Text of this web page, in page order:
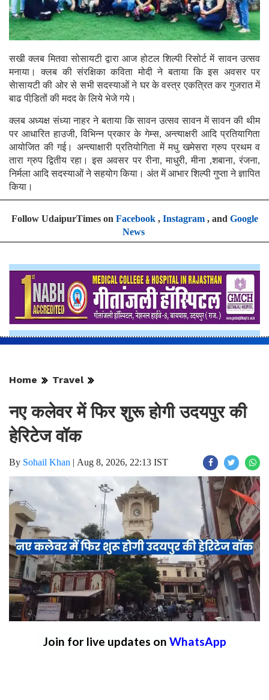
सखी क्लब मितवा सोसायटी द्वारा आज होटल शिल्पी रिसोर्ट में सावन उत्सव
मनाया। क्लब की संरक्षिका कविता मोदी ने बताया कि इस अवसर पर
सेासायटी की ओर से सभी सदस्याओं ने घर के वस्त्र एकत्रित कर गुजरात में
बाढ पीडि़तों की मदद के लिये भेजे गये।
क्लब अध्यक्ष संध्या नाहर ने बताया कि सावन उत्सव सावन में सावन की थीम
पर आधारित हाउजी, विभिन्न प्रकार के गेम्स, अन्त्याक्षरी आदि प्रतियागिता
आयोजित की गई। अन्त्याक्षारी प्रतियोगिता में मधु खमेसरा ग्रुप प्रथम व
तारा ग्रुप द्वितीय रहा। इस अवसर पर रीना, माधुरी, मीना ,शबाना, रंजना,
निर्मला आदि सदस्याओं ने सहयोग किया। अंत में आभार शिल्पी गुप्ता ने ज्ञापित
किया।
Follow UdaipurTimes on Facebook, Instagram, and Google
News
Home Travel
नए कलेवर में फिर शुरू होगी उदयपुर की
हेरिटेज वॉक
By Sohail Khan | Aug 8, 2026, 22:13 IST
Join for live updates on WhatsApp